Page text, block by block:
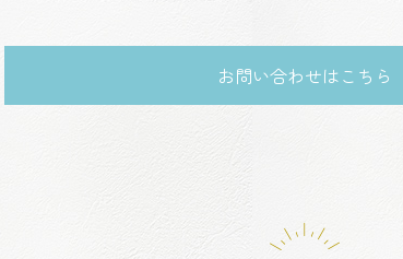
お問い合わせはこちら